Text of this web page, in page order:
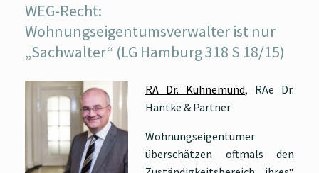
WEG-Recht:
Wohnungseigentumsverwalter ist nur
„Sachwalter“ (LG Hamburg 318 S 18/15)
RA Dr. Kühnemund, RAe Dr.
Hantke & Partner
Wohnungseigentümer
überschätzen oftmals den